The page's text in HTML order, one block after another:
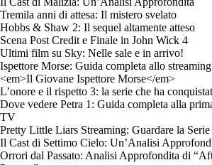
Tremila anni di attesa: Il mistero svelato
Hobbs & Shaw 2: Il sequel altamente atteso
Scena Post Credit e Finale in John Wick 4
Ultimi film su Sky: Nelle sale e in arrivo!
Ispettore Morse: Guida completa allo
<em>Il Giovane Ispettore Morse</em>
L’onore e il rispetto 3: la serie che ha
Dove vedere Petra 1: Guida completa alla
TV
Pretty Little Liars Streaming: Guardare la
Il Cast di Settimo Cielo: Un’Analisi
Orrori dal Passato: Analisi Approfondita di